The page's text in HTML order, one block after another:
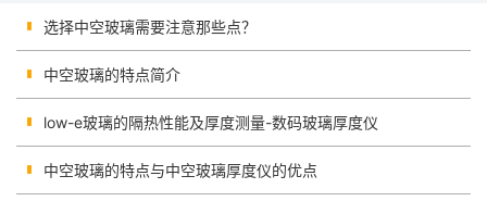
选择中空玻璃需要注意那些点？
中空玻璃的特点简介
low-e玻璃的隔热性能及厚度测量-数码玻璃厚度仪
中空玻璃的特点与中空玻璃厚度仪的优点